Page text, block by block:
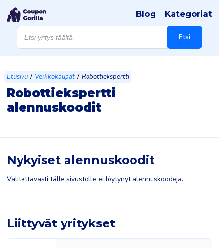
Products
search Etsi
Blog Kategoriat
Etusivu / Verkkokaupat / Robottiekspertti
Robottiekspertti
alennuskoodit
Nykyiset alennuskoodit
Valitettavasti tälle sivustolle ei löytynyt alennuskoodeja.
Liittyvät yritykset